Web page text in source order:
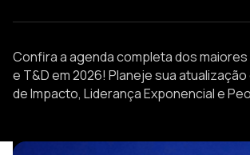
Building
Portfólio
Confira a agenda completa dos maiores
e T&D em 2026! Planeje sua
de Impacto, Liderança Exponencial e